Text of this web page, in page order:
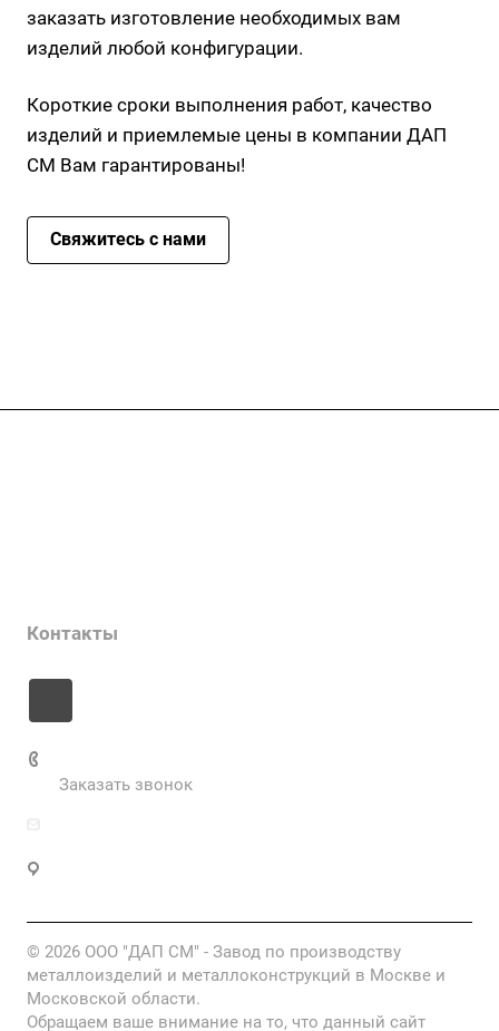
заказать изготовление необходимых вам
изделий любой конфигурации.
Короткие сроки выполнения работ, качество
изделий и приемлемые цены в компании ДАП
СМ Вам гарантированы!
Свяжитесь с нами
Контакты
Заказать звонок
© 2026 ООО "ДАП СМ" - Завод по производству
металлоизделий и металлоконструкций в Москве и
Московской области.
Обращаем ваше внимание на то, что данный сайт